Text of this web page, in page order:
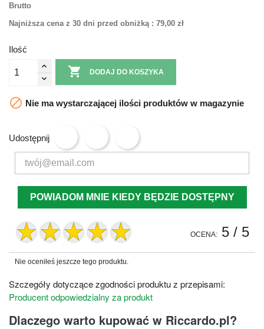
Brutto
Najniższa cena z 30 dni przed obniżką : 79,00 zł
Ilość
 DODAJ DO KOSZYKA
 Nie ma wystarczającej ilości produktów w magazynie
Udostępnij
POWIADOM MNIE KIEDY BĘDZIE DOSTĘPNY
OCENA: 5 / 5
Nie oceniłeś jeszcze tego produktu.
Szczegóły dotyczące zgodności produktu z przepisami:
Producent odpowiedzialny za produkt
Dlaczego warto kupować w Riccardo.pl?